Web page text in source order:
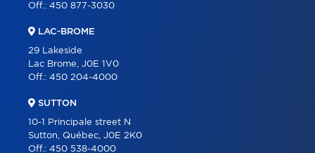
Off.: 450 877-3030
LAC-BROME
29 Lakeside
Lac Brome, J0E 1V0
Off.: 450 204-4000
SUTTON
10-1 Principale street N
Sutton, Québec, J0E 2K0
Off.: 450 538-4000